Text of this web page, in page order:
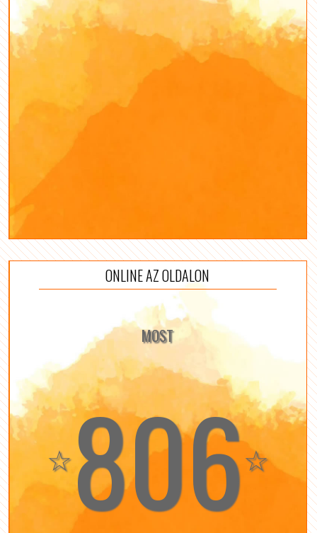
ONLINE AZ OLDALON
MOST
☆806☆